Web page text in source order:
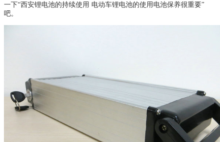
一下“西安锂电池的持续使用 电动车锂电池的使用电池保养很重要”
吧。